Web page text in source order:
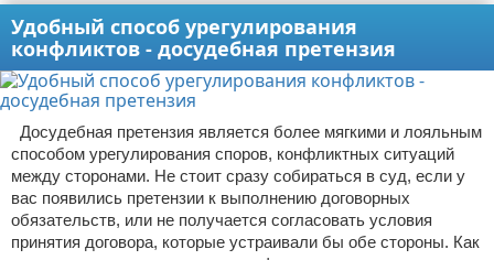
Удобный способ урегулирования
конфликтов - досудебная претензия
Досудебная претензия является более мягкими и лояльным
способом урегулирования споров, конфликтных ситуаций
между сторонами. Не стоит сразу собираться в суд, если у
вас появились претензии к выполнению договорных
обязательств, или не получается согласовать условия
принятия договора, которые устраивали бы обе стороны. Как